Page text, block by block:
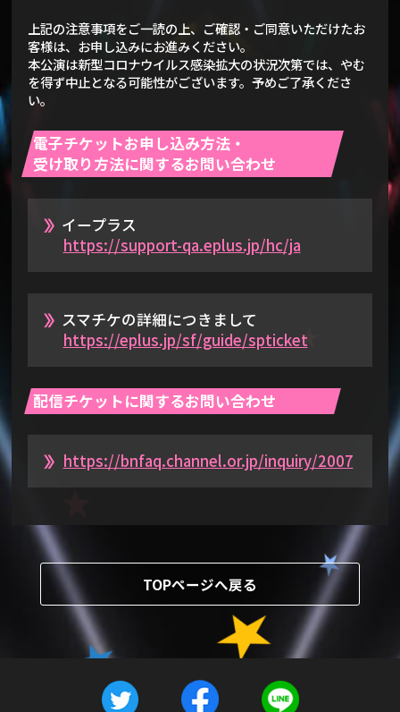
上記の注意事項をご一読の上、ご確認・ご同意いただけたお
客様は、お申し込みにお進みください。
本公演は新型コロナウイルス感染拡大の状況次第では、やむ
を得ず中止となる可能性がございます。予めご了承くださ
い。
電子チケットお申し込み方法・
受け取り方法に関するお問い合わせ
イープラス
https://support-qa.eplus.jp/hc/ja
スマチケの詳細につきまして
https://eplus.jp/sf/guide/spticket
配信チケットに関するお問い合わせ
https://bnfaq.channel.or.jp/inquiry/2007
TOPページへ戻る